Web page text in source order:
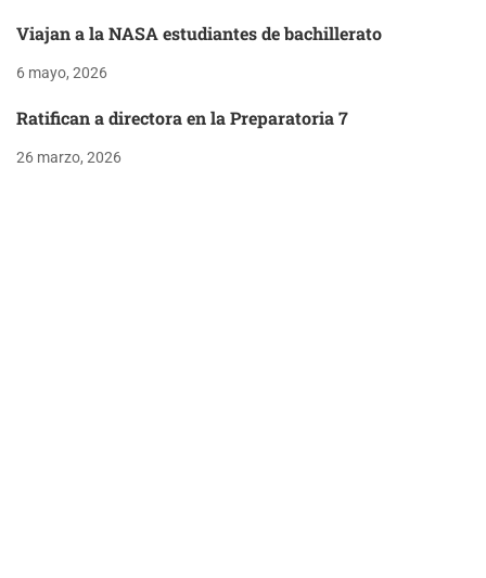
Viajan a la NASA estudiantes de bachillerato
6 mayo, 2026
Ratifican a directora en la Preparatoria 7
26 marzo, 2026